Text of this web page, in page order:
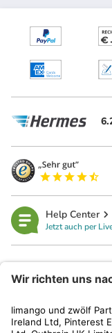
Help Center
Jetzt auch per